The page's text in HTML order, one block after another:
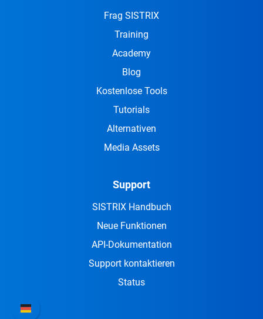
Frag SISTRIX
Training
Academy
Blog
Kostenlose Tools
Tutorials
Alternativen
Media Assets
Support
SISTRIX Handbuch
Neue Funktionen
API-Dokumentation
Support kontaktieren
Status